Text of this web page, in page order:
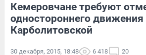
Кемеровчане требуют
одностороннего движения
Карболитовской
30 декабря, 2015, 18:48 6 418 20